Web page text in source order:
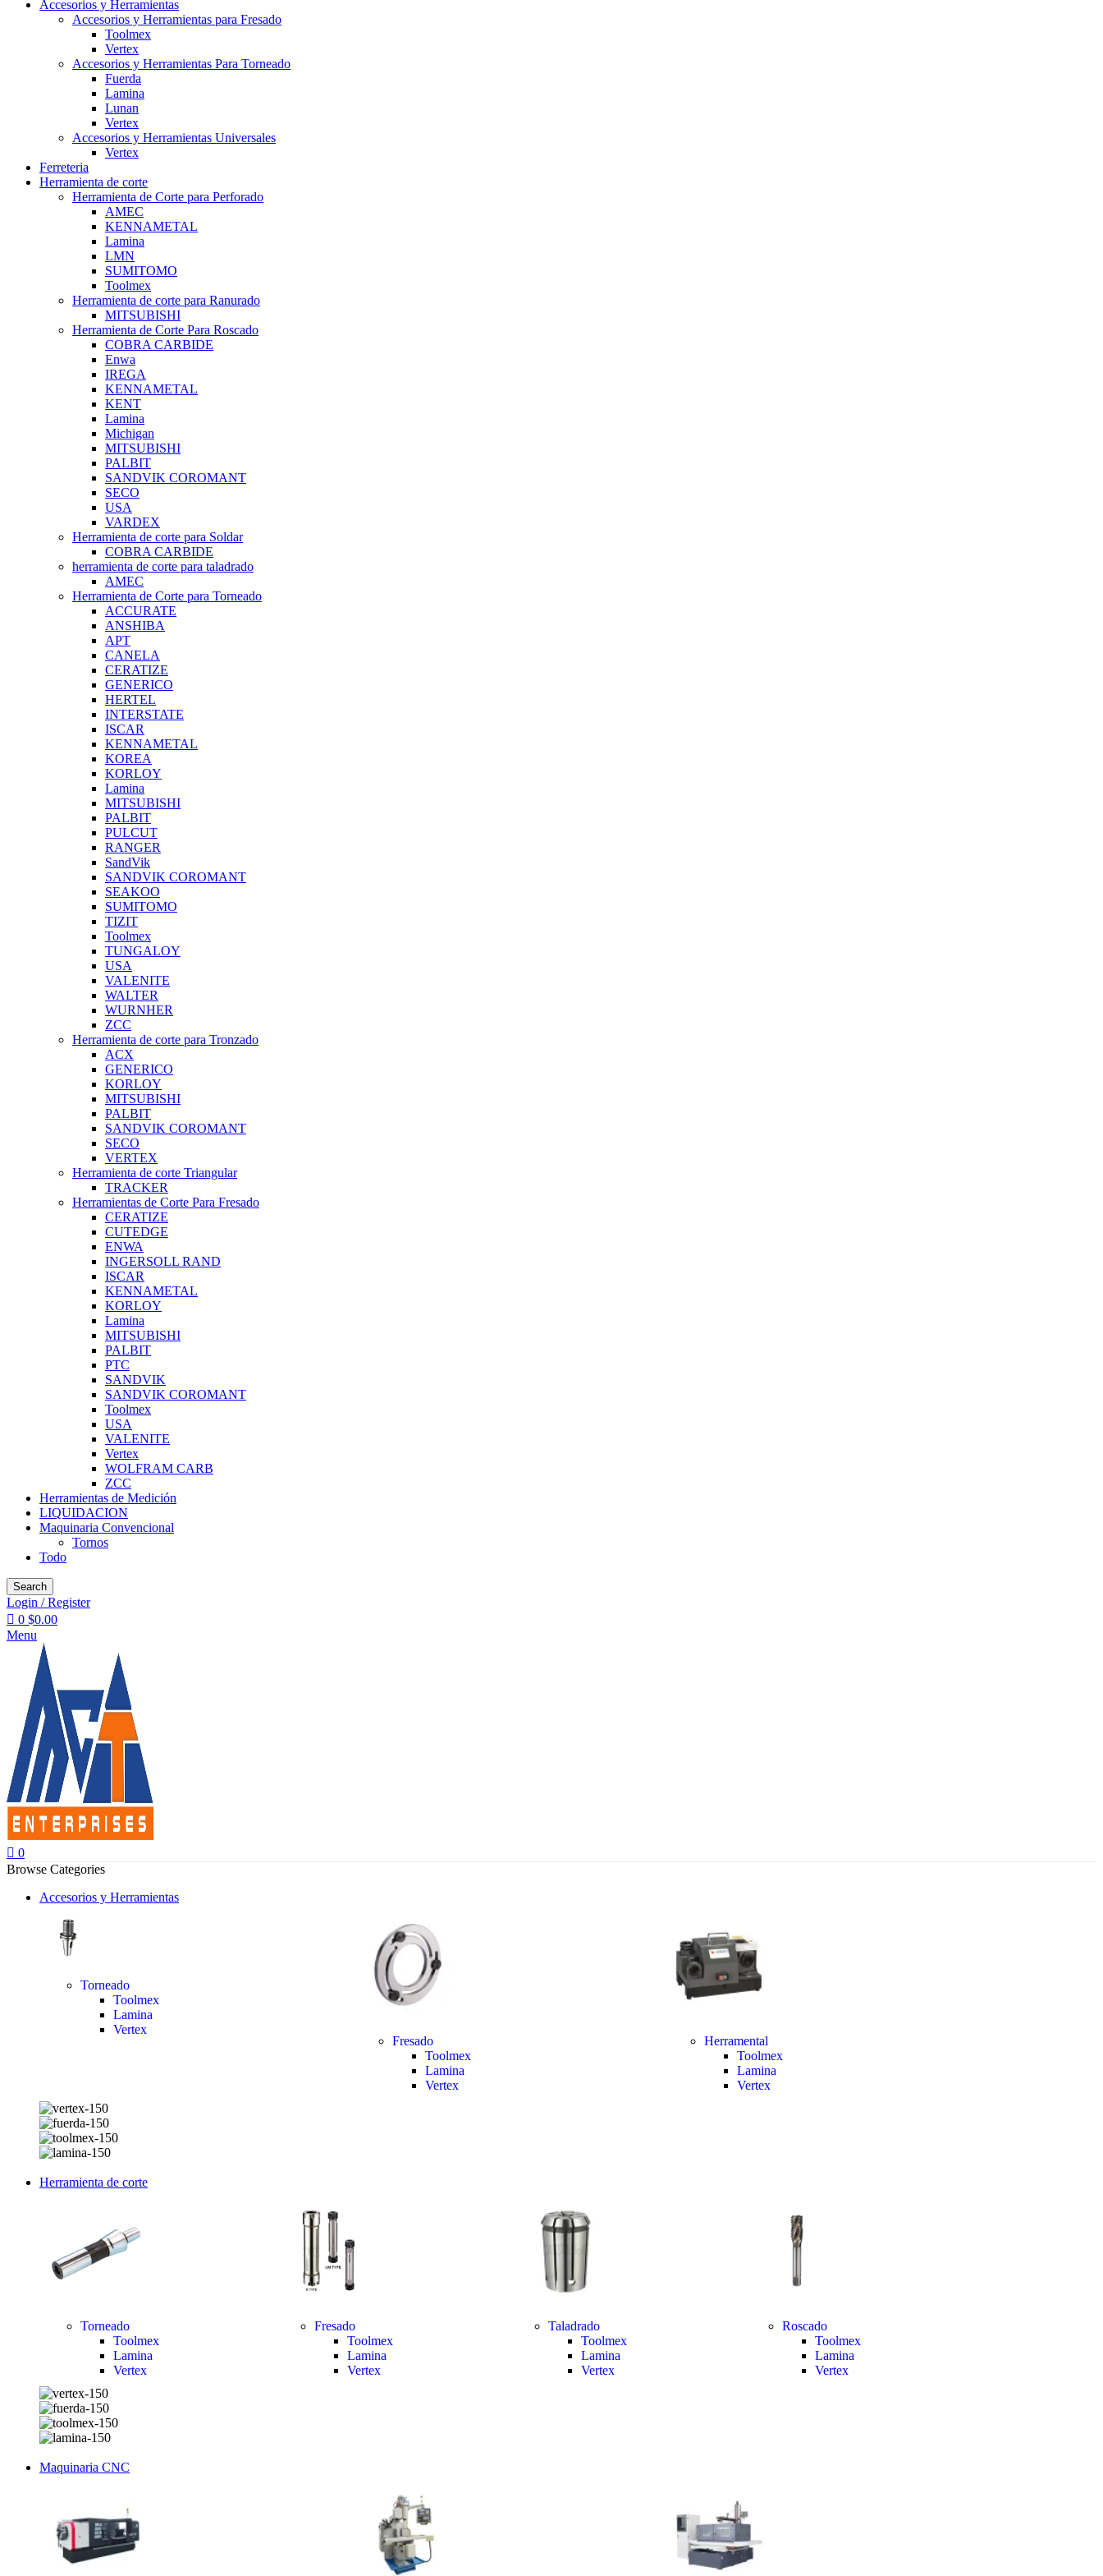
Accesorios y Herramientas
Accesorios y Herramientas para Fresado
Toolmex
Vertex
Accesorios y Herramientas Para Torneado
Fuerda
Lamina
Lunan
Vertex
Accesorios y Herramientas Universales
Vertex
Ferreteria
Herramienta de corte
Herramienta de Corte para Perforado
AMEC
KENNAMETAL
Lamina
LMN
SUMITOMO
Toolmex
Herramienta de corte para Ranurado
MITSUBISHI
Herramienta de Corte Para Roscado
COBRA CARBIDE
Enwa
IREGA
KENNAMETAL
KENT
Lamina
Michigan
MITSUBISHI
PALBIT
SANDVIK COROMANT
SECO
USA
VARDEX
Herramienta de corte para Soldar
COBRA CARBIDE
herramienta de corte para taladrado
AMEC
Herramienta de Corte para Torneado
ACCURATE
ANSHIBA
APT
CANELA
CERATIZE
GENERICO
HERTEL
INTERSTATE
ISCAR
KENNAMETAL
KOREA
KORLOY
Lamina
MITSUBISHI
PALBIT
PULCUT
RANGER
SandVik
SANDVIK COROMANT
SEAKOO
SUMITOMO
TIZIT
Toolmex
TUNGALOY
USA
VALENITE
WALTER
WURNHER
ZCC
Herramienta de corte para Tronzado
ACX
GENERICO
KORLOY
MITSUBISHI
PALBIT
SANDVIK COROMANT
SECO
VERTEX
Herramienta de corte Triangular
TRACKER
Herramientas de Corte Para Fresado
CERATIZE
CUTEDGE
ENWA
INGERSOLL RAND
ISCAR
KENNAMETAL
KORLOY
Lamina
MITSUBISHI
PALBIT
PTC
SANDVIK
SANDVIK COROMANT
Toolmex
USA
VALENITE
Vertex
WOLFRAM CARB
ZCC
Herramientas de Medición
LIQUIDACION
Maquinaria Convencional
Tornos
Todo
Search
Login / Register
0 $0.00
Menu
0
Browse Categories
Accesorios y Herramientas
Torneado
Toolmex
Lamina
Vertex
Fresado
Toolmex
Lamina
Vertex
Herramental
Toolmex
Lamina
Vertex
Herramienta de corte
Torneado
Toolmex
Lamina
Vertex
Fresado
Toolmex
Lamina
Vertex
Taladrado
Toolmex
Lamina
Vertex
Roscado
Toolmex
Lamina
Vertex
Maquinaria CNC